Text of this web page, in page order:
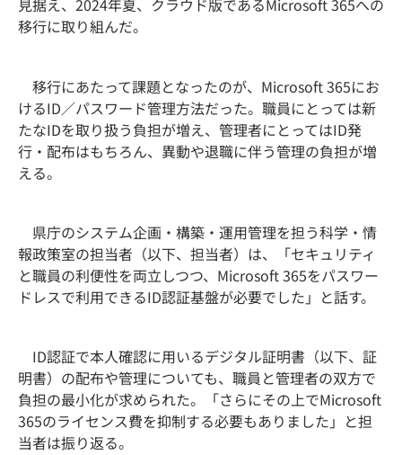
見据え、2024年夏、クラウド版であるMicrosoft 365への
移行に取り組んだ。
移行にあたって課題となったのが、Microsoft 365にお
けるID／パスワード管理方法だった。職員にとっては新
たなIDを取り扱う負担が増え、管理者にとってはID発
行・配布はもちろん、異動や退職に伴う管理の負担が増
える。
県庁のシステム企画・構築・運用管理を担う科学・情
報政策室の担当者（以下、担当者）は、「セキュリティ
と職員の利便性を両立しつつ、Microsoft 365をパスワー
ドレスで利用できるID認証基盤が必要でした」と話す。
ID認証で本人確認に用いるデジタル証明書（以下、証
明書）の配布や管理についても、職員と管理者の双方で
負担の最小化が求められた。「さらにその上でMicrosoft
365のライセンス費を抑制する必要もありました」と担
当者は振り返る。